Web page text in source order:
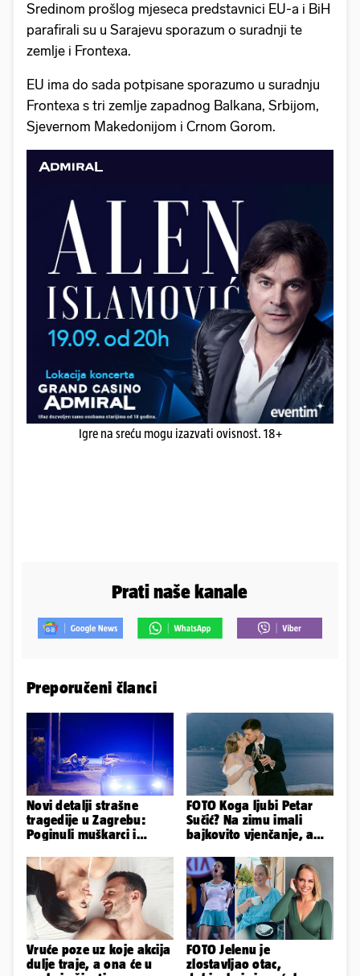
Sredinom prošlog mjeseca predstavnici EU-a i BiH
parafirali su u Sarajevu sporazum o suradnji te
zemlje i Frontexa.
EU ima do sada potpisane sporazumo u suradnju
Frontexa s tri zemlje zapadnog Balkana, Srbijom,
Sjevernom Makedonijom i Crnom Gorom.
Igre na sreću mogu izazvati ovisnost. 18+
Prati naše kanale
Preporučeni članci
Novi detalji strašne
tragedije u Zagrebu:
Poginuli muškarci i
policiji
FOTO Koga ljubi Petar
Sučić? Na zimu imali
bajkovito vjenčanje, a
sin!
Vruće poze uz koje akcija
dulje traje, a ona će u
FOTO Jelenu je
zlostavljao otac,